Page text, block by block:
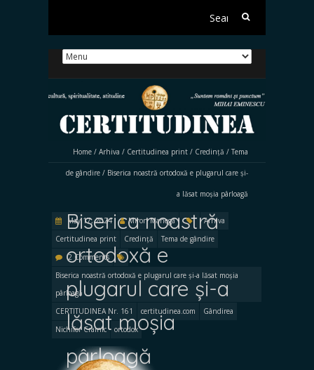
Search
Home / Arhiva / Certitudinea print / Credință / Tema
de gândire / Biserica noastră ortodoxă e plugarul care și-
a lăsat moșia pârloagă
Biserica noastră
ortodoxă e
plugarul care și-a
lăsat moșia
pârloagă
May 17, 2024 Miron Manega
Arhiva
Certitudinea print
Credință
Tema de gândire
2 Comments
Biserica noastră ortodoxă e plugarul care și-a lăsat moșia
pârloagă
CERTITUDINEA Nr. 161
certitudinea.com
Gândirea
Nichifor Crainic
ortodox